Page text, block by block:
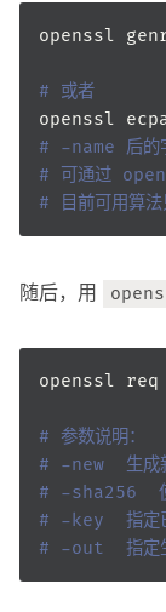
openssl
# 或者
openssl
# -name 后的
# 可通过
# 目前可用
随后，用
# 参数说明：
# -new  生成
# -sha256
# -key  指定
# -out  指定生